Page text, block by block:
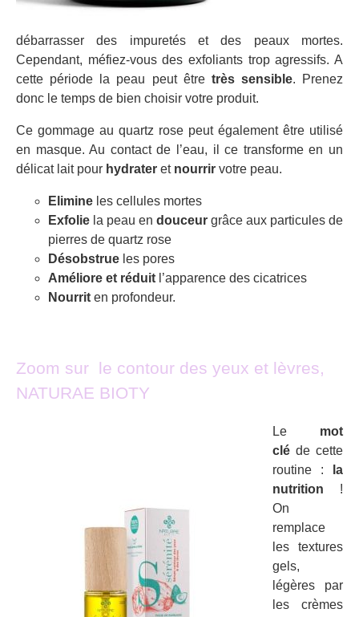
débarrasser des impuretés et des peaux mortes.
Cependant, méfiez-vous des exfoliants trop agressifs. A
cette période la peau peut être très sensible. Prenez
donc le temps de bien choisir votre produit.
Ce gommage au quartz rose peut également être utilisé
en masque. Au contact de l’eau, il ce transforme en un
délicat lait pour hydrater et nourrir votre peau.
Elimine les cellules mortes
Exfolie la peau en douceur grâce aux particules de
pierres de quartz rose
Désobstrue les pores
Améliore et réduit l’apparence des cicatrices
Nourrit en profondeur.
Zoom sur le contour des yeux et lèvres,
NATURAE BIOTY
Le mot
clé de cette
routine :
la
nutrition !
On
remplace
les textures
gels,
légères par
les crèmes